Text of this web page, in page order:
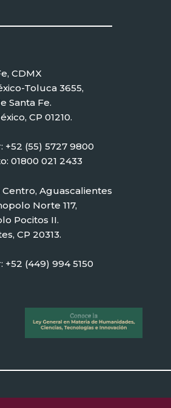
CDMX
Toluca 3655,
Santa Fe.
CP 01210.
(55) 5727 9800
01800 021 2433
Centro, Aguascalientes
Norte 117,
Pocitos II.
CP 20313.
(449) 994 5150